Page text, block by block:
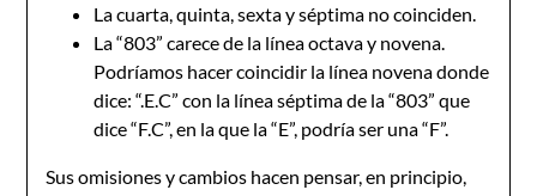
La cuarta, quinta, sexta y séptima no coinciden.
La “803” carece de la línea octava y novena.
Podríamos hacer coincidir la línea novena donde
dice: “.E.C” con la línea séptima de la “803” que
dice “F.C”, en la que la “E”, podría ser una “F”.
Sus omisiones y cambios hacen pensar, en principio,